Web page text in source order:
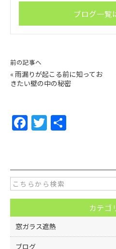
ブログ一覧
前の記事へ
« 雨漏りが起こる前に知ってお
きたい壁の中の秘密
F
e
b
o
o
k
T
er
カテゴ
窓ガラス遮熱
ブログ